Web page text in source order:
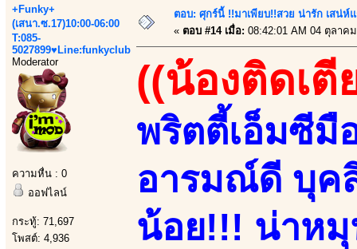
+Funky+
(เสนา.ซ.17)10:00-06:00
T:085-
5027899♥Line:funkyclub
Moderator
ความหื่น : 0
ออฟไลน์
กระทู้: 71,697
โพสต์: 4,936
ตอบ: ศุกร์นี้ !!มาเพียบ!!สวย น่ารัก เสน่ห์
« ตอบ #14 เมื่อ: 08:42:01 AM 04 ตุลาค
((น้องติดเตี
พริตตี้เอ็มซีมื
อารมณ์ดี บุค
น้อย!!! น่าหมุ